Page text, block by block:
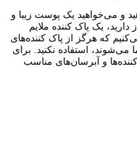
و می‌خواهید یک پوست زیبا و
دارید، یک پاک کننده ملایم
که هرگز از پاک کننده‌های
استفاده نکنید. برای
و آبرسان‌های مناسب